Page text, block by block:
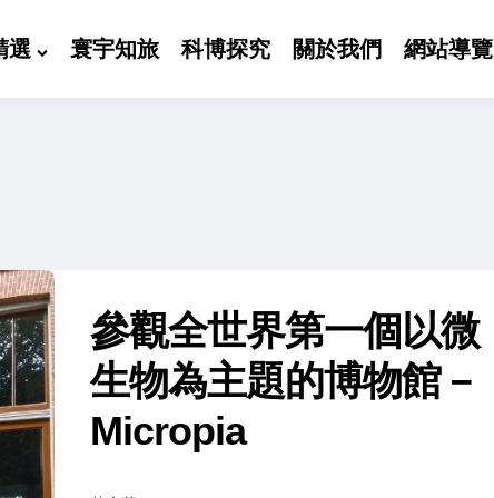
選 寰宇知旅 科博探究 關於我們 網站導覽
參觀全世界第一個以微
生物為主題的博物館－
Micropia